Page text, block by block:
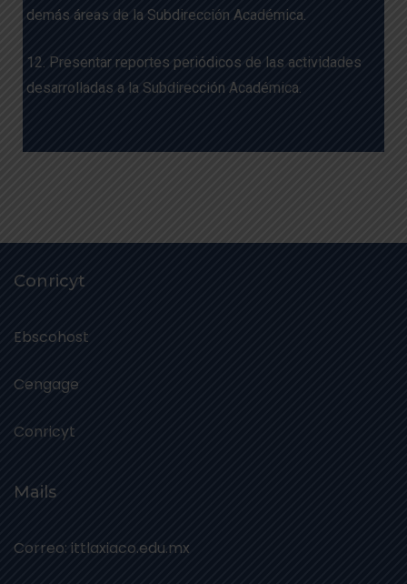
demás áreas de la Subdirección Académica.
12. Presentar reportes periódicos de las actividades
desarrolladas a la Subdirección Académica.
Conricyt
Ebscohost
Cengage
Conricyt
Mails
Correo: ittlaxiaco.edu.mx